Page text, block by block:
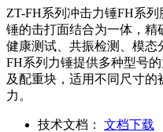
ZT-FH系列冲击力锤FH系
锤的击打面结合为一体，精
健康测试、共振检测、模态
FH系列力锤提供多种型号
及配重块，适用不同尺寸
力。
技术文档： 文档下载